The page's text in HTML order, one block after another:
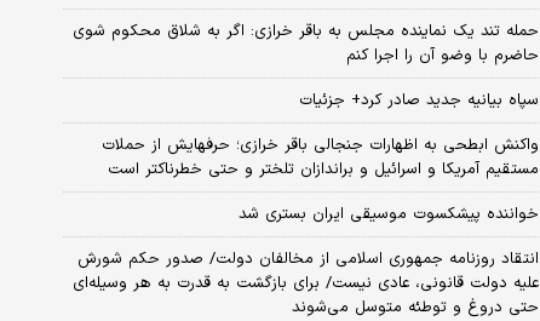
حمله تند یک نماینده مجلس به باقر خرازی: اگر به شلاق محکوم شوی
حاضرم با وضو آن را اجرا کنم
سپاه بیانیه جدید صادر کرد+ جزئیات
واکنش ابطحی به اظهارات جنجالی باقر خرازی؛ حرفهایش از حملات
مستقیم آمریکا و اسرائیل و براندازان تلختر و حتی خطرناکتر است
خواننده پیشکسوت موسیقی ایران بستری شد
انتقاد روزنامه جمهوری اسلامی از مخالفان دولت/ صدور حکم شورش
علیه دولت قانونی، عادی نیست/ برای بازگشت به قدرت به هر وسیله‌ای
حتی دروغ و توطئه متوسل می‌شوند